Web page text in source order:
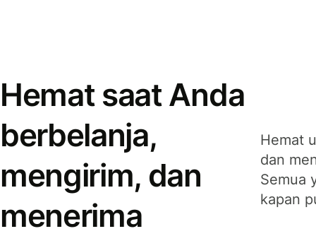
Hemat saat Anda
berbelanja,
mengirim, dan
menerima
Hemat
dan
Semua
kapan